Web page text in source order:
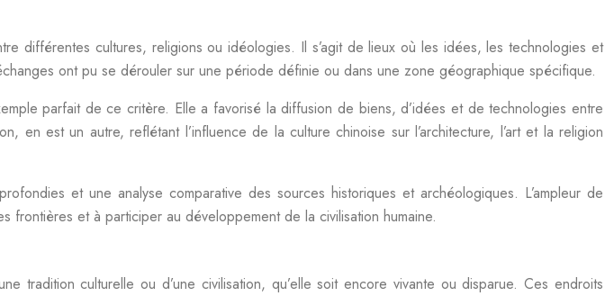
différentes cultures, religions ou idéologies. Il s’agit de lieux où les idées, les technologies et
ont pu se dérouler sur une période définie ou dans une zone géographique spécifique.
parfait de ce critère. Elle a favorisé la diffusion de biens, d’idées et de technologies entre
en est un autre, reflétant l’influence de la culture chinoise sur l’architecture, l’art et la religion
et une analyse comparative des sources historiques et archéologiques. L’ampleur de
frontières et à participer au développement de la civilisation humaine.
culturelle ou d’une civilisation, qu’elle soit encore vivante ou disparue. Ces endroits